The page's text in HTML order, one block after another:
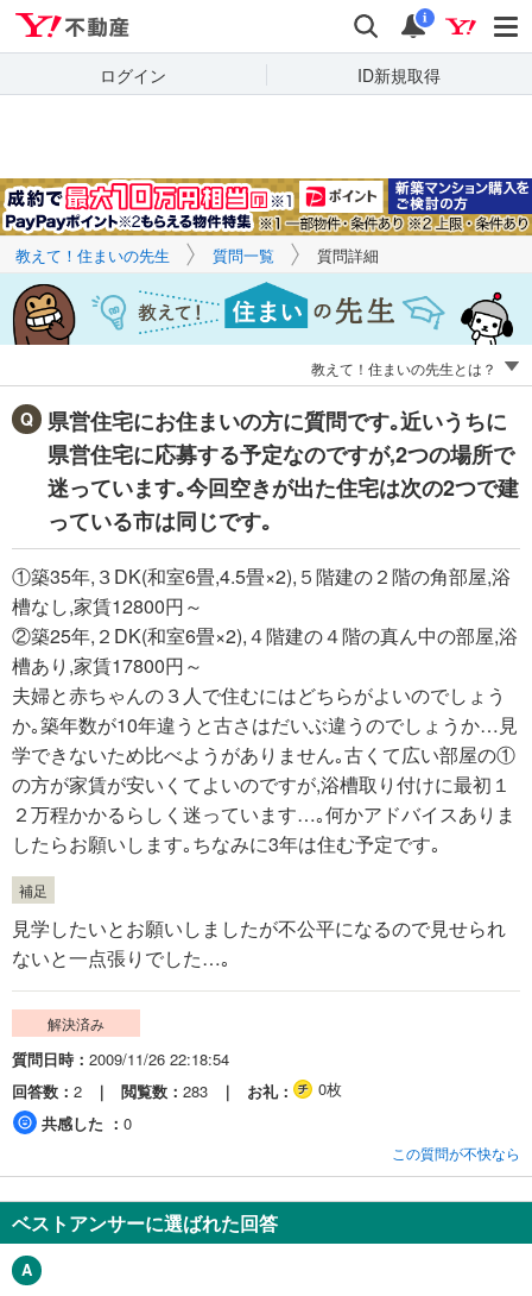
検索 通知
i
ログイン ID新規取得
キーワードで
質問を探す
教えて！住まいの先生 質問一覧 質問詳細
教えて！住まいの先生とは？
県営住宅にお住まいの方に質問です｡近いうちに
県営住宅に応募する予定なのですが,2つの場所で
迷っています｡今回空きが出た住宅は次の2つで建
っている市は同じです｡
①築35年,３DK(和室6畳,4.5畳×2),５階建の２階の角部屋,浴
槽なし,家賃12800円～
②築25年,２DK(和室6畳×2),４階建の４階の真ん中の部屋,浴
槽あり,家賃17800円～
夫婦と赤ちゃんの３人で住むにはどちらがよいのでしょう
か｡築年数が10年違うと古さはだいぶ違うのでしょうか…見
学できないため比べようがありません｡古くて広い部屋の①
の方が家賃が安いくてよいのですが,浴槽取り付けに最初１
２万程かかるらしく迷っています…｡何かアドバイスありま
したらお願いします｡ちなみに3年は住む予定です｡
補足
見学したいとお願いしましたが不公平になるので見せられ
ないと一点張りでした…｡
解決済み
質問日時
2009/11/26 22:18:54
回答数
2 閲覧数 283 お礼
0枚
共感した
0
この質問が不快なら
ベストアンサーに選ばれた回答